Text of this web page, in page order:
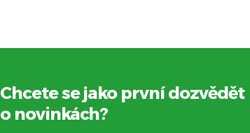
Chcete se jako první dozvědět
o novinkách?